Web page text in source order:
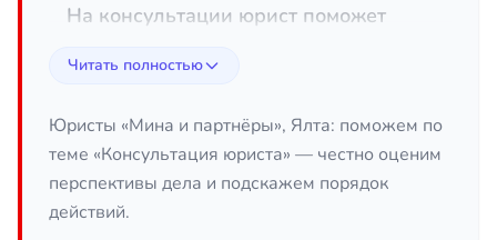
На консультации юрист поможет
разобраться в ситуации и ваших правах,
понять, какие документы собрать и в
какие сроки действовать;
составить претензию, заявление, жалобу
или иск;
Читать полностью
Юристы «Мина и партнёры», Ялта: поможем по
теме «Консультация юриста» — честно оценим
перспективы дела и подскажем порядок
действий.